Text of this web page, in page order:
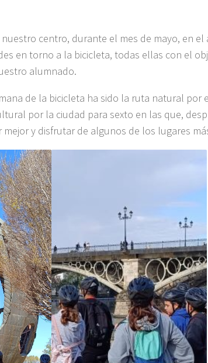
centro, durante el mes de mayo, en el
en torno a la bicicleta, todas ellas con el
alumnado.
de la bicicleta ha sido la ruta natural por
por la ciudad para sexto en las que,
y disfrutar de algunos de los lugares